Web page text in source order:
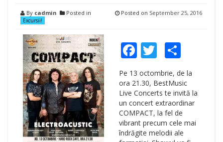
By cadmin Posted in
Excursii!
Posted on September 25, 2016
Facebook
TwitterShare
Pe 13 octombrie, de la
ora 21.30, BestMusic
Live Concerts te invită la
un concert extraordinar
COMPACT, la fel de
vibrant precum cele mai
îndrăgite melodii ale